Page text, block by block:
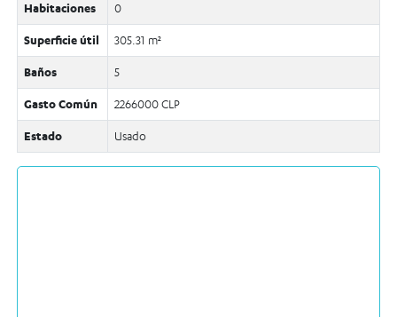
Habitaciones 0
Superficie útil 305.31 m²
Baños 5
Gasto Común 2266000 CLP
Estado Usado